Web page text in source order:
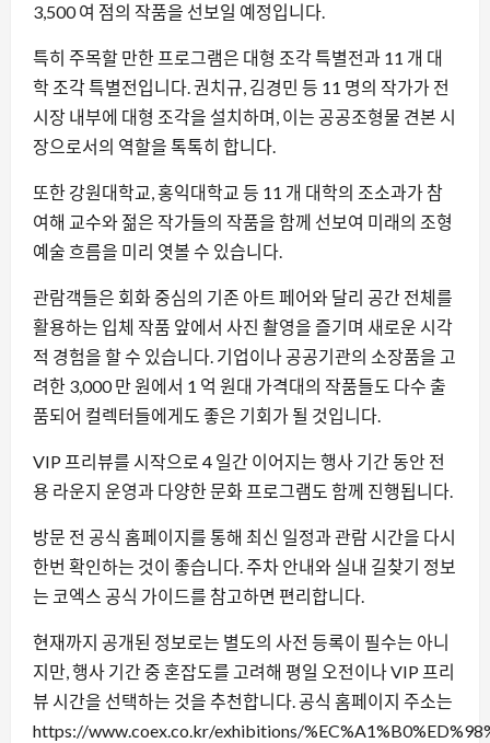
3,500 여 점의 작품을 선보일 예정입니다.
특히 주목할 만한 프로그램은 대형 조각 특별전과 11 개 대
학 조각 특별전입니다. 권치규, 김경민 등 11 명의 작가가 전
시장 내부에 대형 조각을 설치하며, 이는 공공조형물 견본 시
장으로서의 역할을 톡톡히 합니다.
또한 강원대학교, 홍익대학교 등 11 개 대학의 조소과가 참
여해 교수와 젊은 작가들의 작품을 함께 선보여 미래의 조형
예술 흐름을 미리 엿볼 수 있습니다.
관람객들은 회화 중심의 기존 아트 페어와 달리 공간 전체를
활용하는 입체 작품 앞에서 사진 촬영을 즐기며 새로운 시각
적 경험을 할 수 있습니다. 기업이나 공공기관의 소장품을 고
려한 3,000 만 원에서 1 억 원대 가격대의 작품들도 다수 출
품되어 컬렉터들에게도 좋은 기회가 될 것입니다.
VIP 프리뷰를 시작으로 4 일간 이어지는 행사 기간 동안 전
용 라운지 운영과 다양한 문화 프로그램도 함께 진행됩니다.
방문 전 공식 홈페이지를 통해 최신 일정과 관람 시간을 다시
한번 확인하는 것이 좋습니다. 주차 안내와 실내 길찾기 정보
는 코엑스 공식 가이드를 참고하면 편리합니다.
현재까지 공개된 정보로는 별도의 사전 등록이 필수는 아니
지만, 행사 기간 중 혼잡도를 고려해 평일 오전이나 VIP 프리
뷰 시간을 선택하는 것을 추천합니다. 공식 홈페이지 주소는
https://www.coex.co.kr/exhibitions/